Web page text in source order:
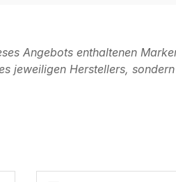
Angebots enthaltenen
jeweiligen Herstellers,